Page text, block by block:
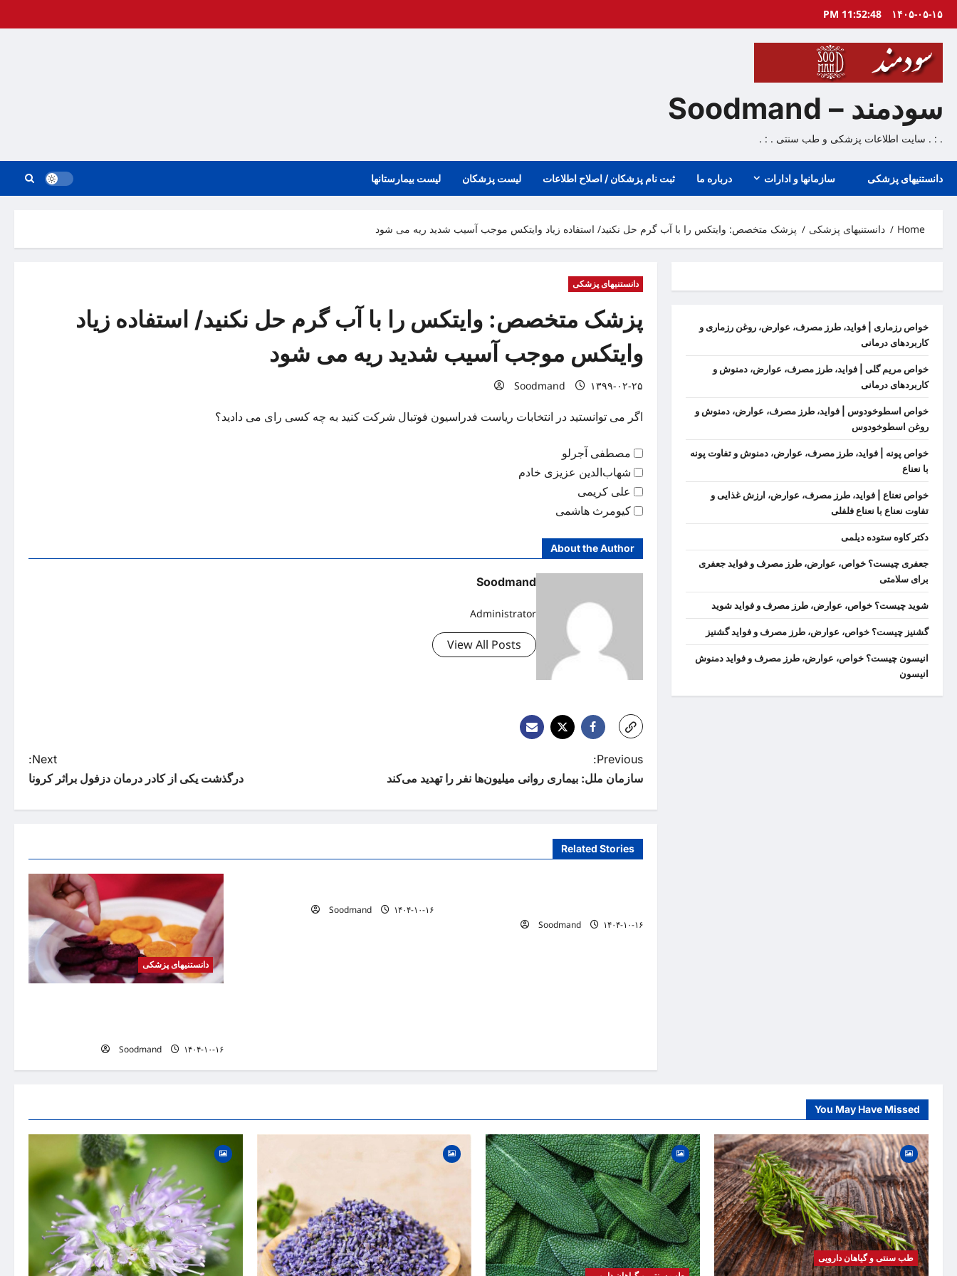
Skip
content
۱۴۰۵-۰۵-۱۵ 11:52:49 PM
سودمند – Soodmand
. : . سایت اطلاعات پزشکی و طب سنتی . : .
دانستنیهای پزشکی سازمانها و ادارات درباره ما ثبت نام پزشکان / اصلاح اطلاعات لیست پزشکان لیست بیمارستانها
Home دانستنیهای پزشکی پزشک متخصص: وایتکس را با آب گرم حل نکنید/ استفاده زیاد وایتکس موجب آسیب شدید ریه می شود
دانستنیهای پزشکی
پزشک متخصص: وایتکس را با آب گرم حل نکنید/ استفاده زیاد
وایتکس موجب آسیب شدید ریه می شود
Soodmand ۱۳۹۹-۰۲-۲۵
اگر می توانستید در انتخابات ریاست فدراسیون فوتبال شرکت کنید به چه کسی رای می دادید؟
مصطفی آجرلو
شهاب‌الدین عزیزی خادم
علی کریمی
کیومرث هاشمی
About the Author
Soodmand
Administrator
View All Posts
P
o
s
t
n
o
Previous:
سازمان ملل: بیماری روانی میلیون‌ها نفر را تهدید می‌کند
Next:
درگذشت یکی از کادر درمان دزفول براثر کرونا
Related Stories
دانستنیهای پزشکی
Soodmand
۱۴۰۴-۱۰-۱۶
Soodmand
۱۴۰۴-۱۰-۱۶
دانستنیهای پزشکی
Soodmand
۱۴۰۴-۱۰-۱۶
خواص رزماری | فواید، طرز مصرف، عوارض، روغن رزماری و
کاربردهای درمانی
خواص مریم گلی | فواید، طرز مصرف، عوارض، دمنوش و
کاربردهای درمانی
خواص اسطوخودوس | فواید، طرز مصرف، عوارض، دمنوش و
روغن اسطوخودوس
خواص پونه | فواید، طرز مصرف، عوارض، دمنوش و تفاوت پونه
با نعناع
خواص نعناع | فواید، طرز مصرف، عوارض، ارزش غذایی و
تفاوت نعناع با نعناع فلفلی
دکتر کاوه ستوده دیلمی
جعفری چیست؟ خواص، عوارض، طرز مصرف و فواید جعفری
برای سلامتی
شوید چیست؟ خواص، عوارض، طرز مصرف و فواید شوید
گشنیز چیست؟ خواص، عوارض، طرز مصرف و فواید گشنیز
انیسون چیست؟ خواص، عوارض، طرز مصرف و فواید دمنوش
انیسون
You May Have Missed
طب سنتی و گیاهان دارویی